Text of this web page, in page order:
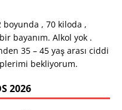
boyunda , 70 kiloda ,
bayanım. Alkol yok .
35 – 45 yaş arası ciddi
bekliyorum.
2026